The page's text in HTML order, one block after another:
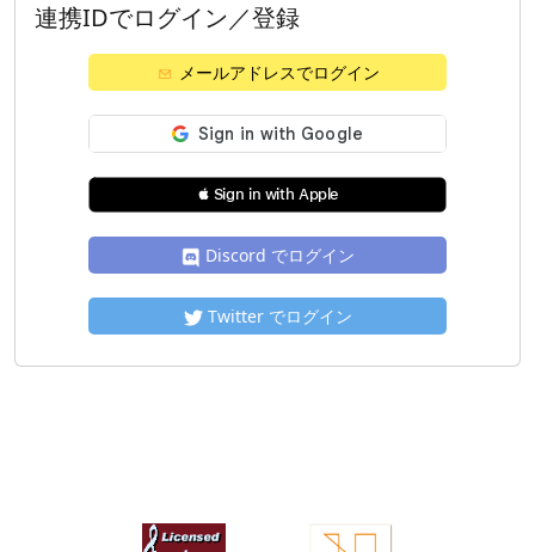
連携IDでログイン／登録
メールアドレスでログイン
 Sign in with Apple
Discord でログイン
Twitter でログイン